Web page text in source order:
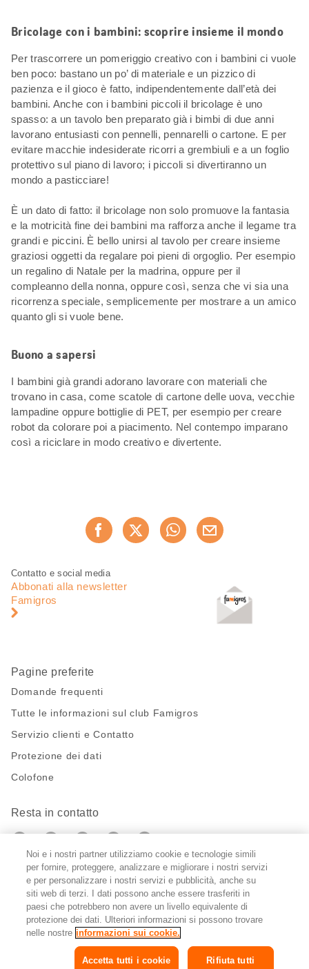
Bricolage con i bambini: scoprire insieme il mondo
Per trascorrere un pomeriggio creativo con i bambini ci vuole
ben poco: bastano un po’ di materiale e un pizzico di
pazienza e il gioco è fatto, indipendentemente dall’età dei
bambini. Anche con i bambini piccoli il bricolage è uno
spasso: a un tavolo ben preparato già i bimbi di due anni
lavorano entusiasti con pennelli, pennarelli o cartone. E per
evitare macchie indesiderate ricorri a grembiuli e a un foglio
protettivo sul piano di lavoro; i piccoli si divertiranno un
mondo a pasticciare!
È un dato di fatto: il bricolage non solo promuove la fantasia
e la motricità fine dei bambini ma rafforza anche il legame tra
grandi e piccini. È bello unirsi al tavolo per creare insieme
graziosi oggetti da regalare poi pieni di orgoglio. Per esempio
un regalino di Natale per la madrina, oppure per il
compleanno della nonna, oppure così, senza che vi sia una
ricorrenza speciale, semplicemente per mostrare a un amico
quanto gli si vuole bene.
Buono a sapersi
I bambini già grandi adorano lavorare con materiali che
trovano in casa, come scatole di cartone delle uova, vecchie
lampadine oppure bottiglie di PET, per esempio per creare
robot da colorare poi a piacimento. Nel contempo imparano
così a riciclare in modo creativo e divertente.
Consiglia ora
Piè
pagina
Navigazione
pagina
Contatto e social media
Abbonati alla newsletter
Famigros
Pagine preferite
Domande frequenti
Tutte le informazioni sul club Famigros
Servizio clienti e Contatto
Protezione dei dati
Colofone
Resta in contatto
https://twitter.com/migros?
https://www.youtube.com/user/
PinterestInstagram
Impostazioni cookie
© 2026 Federazione delle cooperative Migros
FR IT
Noi e i nostri partner utilizziamo cookie e tecnologie simili
per fornire, proteggere, analizzare e migliorare i nostri servizi
e per personalizzare i nostri servizi e pubblicità, anche su
siti web di terzi. I dati possono anche essere trasferiti in
paesi che potrebbero non avere un livello equivalente di
protezione dei dati. Ulteriori informazioni si possono trovare
nelle nostre informazioni sui cookie.
Rifiuta tutti
Accetta tutti i cookie